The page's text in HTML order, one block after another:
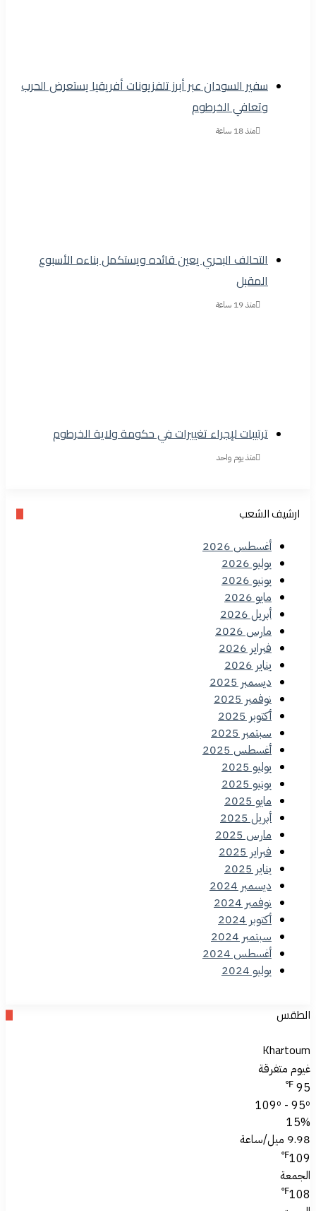
سفير السودان عبر أبرز تلفزيونات أفريقيا يستعرض الحرب
وتعافي الخرطوم
منذ 18 ساعة
التحالف البحري يعين قائده ويستكمل بناءه الأسبوع
المقبل
منذ 19 ساعة
ترتيبات لإجراء تغييرات في حكومة ولاية الخرطوم
منذ يوم واحد
ارشيف الشعب
أغسطس 2026
يوليو 2026
يونيو 2026
مايو 2026
أبريل 2026
مارس 2026
فبراير 2026
يناير 2026
ديسمبر 2025
نوفمبر 2025
أكتوبر 2025
سبتمبر 2025
أغسطس 2025
يوليو 2025
يونيو 2025
مايو 2025
أبريل 2025
مارس 2025
فبراير 2025
يناير 2025
ديسمبر 2024
نوفمبر 2024
أكتوبر 2024
سبتمبر 2024
أغسطس 2024
يوليو 2024
الطقس
Khartoum
غيوم متفرقة
95
℉
109º - 95º
15%
9.98 ميل/ساعة
109
℉
الجمعة
108
℉